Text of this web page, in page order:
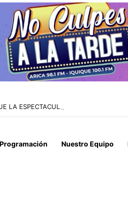
LA ESPECTACULAR PERSECUCIÓN
Programación Nuestro Equipo